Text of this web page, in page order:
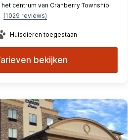
het centrum van Cranberry Township
(1029 reviews)
Huisdieren toegestaan
bekijken